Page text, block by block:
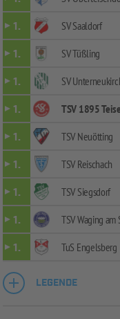
1.
SV Saaldorf
1.
SV Tüßling
1.
SV
1.
TSV 1895
1.
TSV Neuötting
1.
TSV Reischach
1.
TSV Siegsdorf
1.
TSV Waging am
1.
TuS Engelsberg
LEGENDE